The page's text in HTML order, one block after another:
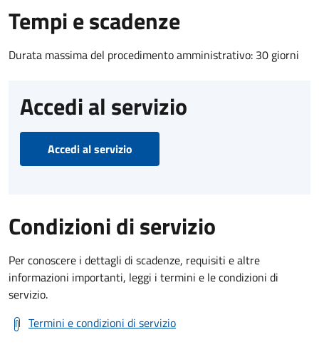
Tempi e scadenze
Durata massima del procedimento amministrativo: 30 giorni
Accedi al servizio
Accedi al servizio
Condizioni di servizio
Per conoscere i dettagli di scadenze, requisiti e altre
informazioni importanti, leggi i termini e le condizioni di
servizio.
Termini e condizioni di servizio